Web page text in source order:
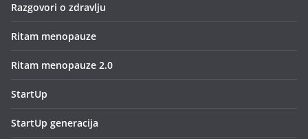
Razgovori o zdravlju
Ritam menopauze
Ritam menopauze 2.0
StartUp
StartUp generacija